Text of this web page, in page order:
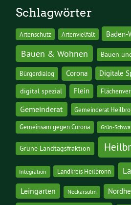
Schlagwörter
Artenschutz Artenvielfalt Baden-
Bauen & Wohnen Bauen
Bürgerdialog Corona Digitale
digital spezial Flein
Gemeinderat Gemeinderat
Gemeinsam gegen Corona Grün-
Grüne Landtagsfraktion
Integration Landkreis Heilbronn
Leingarten Neckarsulm